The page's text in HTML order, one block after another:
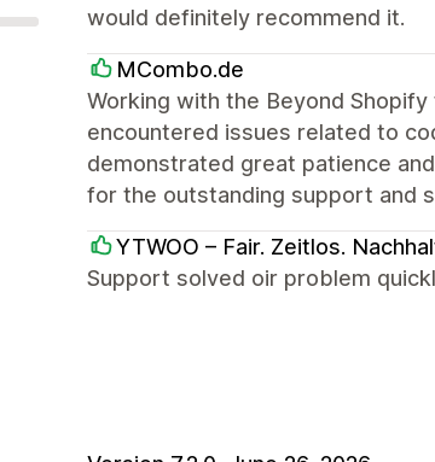
would definitely recommend it.
MCombo.de
Working with the Beyond
encountered issues related to
demonstrated great patience
for the outstanding support and
YTWOO – Fair. Zeitlos.
Support solved oir problem